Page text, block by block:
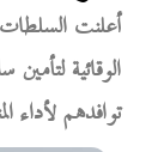
أعلنت
الوقائية
توافدهم